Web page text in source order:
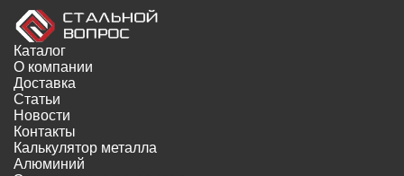
Каталог
О компании
Доставка
Статьи
Новости
Контакты
Калькулятор металла
Алюминий